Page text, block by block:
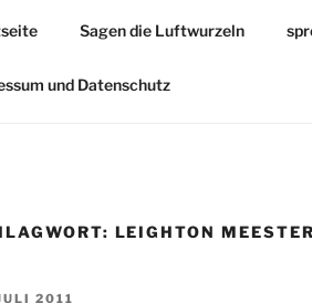
Sagen die Luftwurzeln
und Datenschutz
LEIGHTON MEESTER
2011